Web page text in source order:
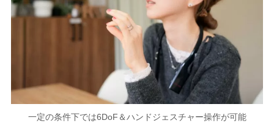
一定の条件下では6DoF＆ハンドジェスチャー操作が可能